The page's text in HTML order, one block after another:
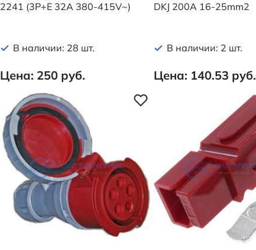
2241 (3P+E 32A 380-415V~)
В наличии: 28 шт.
Цена: 250 руб.
DKJ 200A 16-25mm2
В наличии: 2 шт.
Цена: 140.53 руб.